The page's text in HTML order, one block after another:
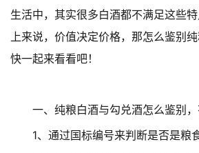
生活中，其实很多白酒都不满足这些
上来说，价值决定价格，那怎么鉴别纯
快一起来看看吧！
一、纯粮白酒与勾兑酒怎么鉴别
1、通过国标编号来判断是否是粮